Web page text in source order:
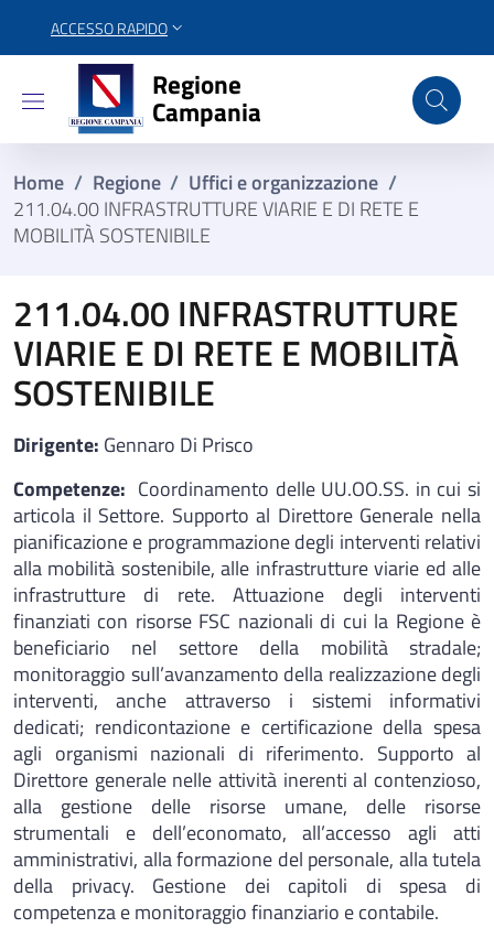
ACCESSO RAPIDO
Regione Campania
Regione
Campania
Home / Regione / Uffici e organizzazione /
211.04.00 INFRASTRUTTURE VIARIE E DI RETE E
MOBILITÀ SOSTENIBILE
211.04.00 INFRASTRUTTURE
VIARIE E DI RETE E MOBILITÀ
SOSTENIBILE
Dirigente: Gennaro Di Prisco
Competenze: Coordinamento delle UU.OO.SS. in cui si
articola il Settore. Supporto al Direttore Generale nella
pianificazione e programmazione degli interventi relativi
alla mobilità sostenibile, alle infrastrutture viarie ed alle
infrastrutture di rete. Attuazione degli interventi
finanziati con risorse FSC nazionali di cui la Regione è
beneficiario nel settore della mobilità stradale;
monitoraggio sull’avanzamento della realizzazione degli
interventi, anche attraverso i sistemi informativi
dedicati; rendicontazione e certificazione della spesa
agli organismi nazionali di riferimento. Supporto al
Direttore generale nelle attività inerenti al contenzioso,
alla gestione delle risorse umane, delle risorse
strumentali e dell’economato, all’accesso agli atti
amministrativi, alla formazione del personale, alla tutela
della privacy. Gestione dei capitoli di spesa di
competenza e monitoraggio finanziario e contabile.